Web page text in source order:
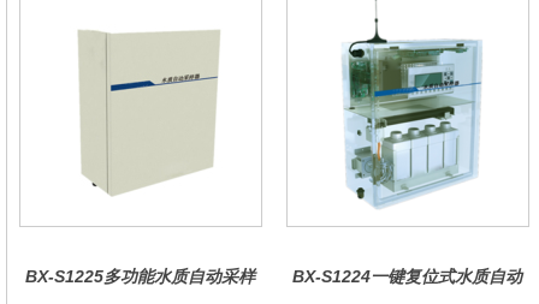
BX-S1225多功能水质自动采样
BX-S1224一键复位式水质自动